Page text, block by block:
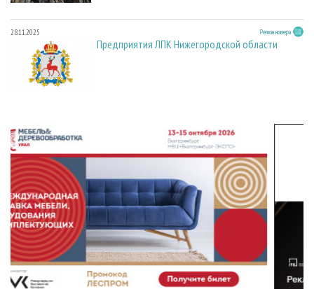
28.11.2025 Регион номера
Предприятия ЛПК Нижегородской области